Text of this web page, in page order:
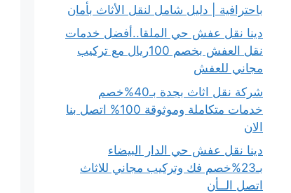
باحترافية | دليل شامل لنقل الأثاث بأمان
دينا نقل عفش حي الملقا..أفضل خدمات
نقل العفش بخصم 100ريال مع تركيب
مجاني للعفش
شركة نقل اثاث بجدة بـ40%خصم
خدمات متكاملة وموثوقة 100% اتصل بنا
الان
دينا نقل عفش حي الدار البيضاء
بـ23%خصم فك وتركيب مجاني للاثاث
اتصل الــأن